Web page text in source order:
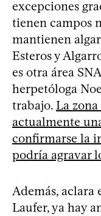
excepciones
tienen campos
mantienen
Esteros y
es otra área
herpetóloga
trabajo. La
actualmente
confirmarse la
podría agravar
Además, aclara
Laufer, ya hay